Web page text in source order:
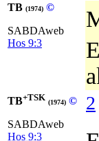
TB (1974) ©
SABDAweb
Hos 9:3
TB+TSK (1974) ©
SABDAweb
Hos 9:3
2